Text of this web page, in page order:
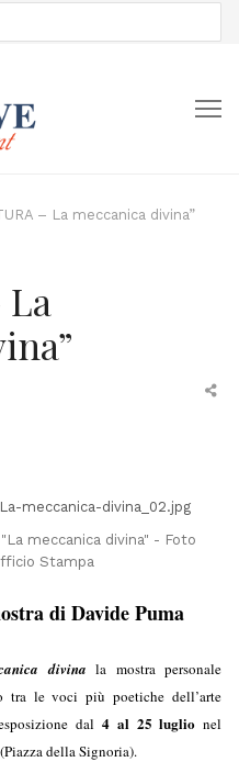
– La meccanica divina”
La
meccanica divina" - Foto
Stampa
di Davide Puma
divina la mostra personale
tra le voci più poetiche dell’arte
dal 4 al 25 luglio nel
della Signoria).